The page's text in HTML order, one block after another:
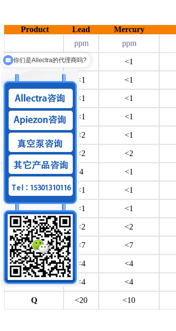
Product Lead Mercury
ppm
ppm
L <1 <1
M <1 <1
N <1 <1
AP100 <1 <1
H <2 <1
T <2 <2
AP101 4 <1
AP201 <1 <1
J <1 <1
K <2 <2
W <7 <7
W40 <4 <4
W100 <4 <4
Q <20 <10
你们是Allectra的代理商吗?
你们可以做狭缝系统吗？